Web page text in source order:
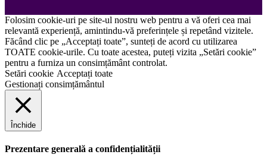
Folosim cookie-uri pe site-ul nostru web pentru a vă oferi cea mai
relevantă experiență, amintindu-vă preferințele și repetând vizitele.
Făcând clic pe „Acceptați toate”, sunteți de acord cu utilizarea
TOATE cookie-urile. Cu toate acestea, puteți vizita „Setări cookie”
pentru a furniza un consimțământ controlat.
Setări cookie Acceptați toate
Gestionați consimțământul
Închide
Prezentare generală a confidențialității